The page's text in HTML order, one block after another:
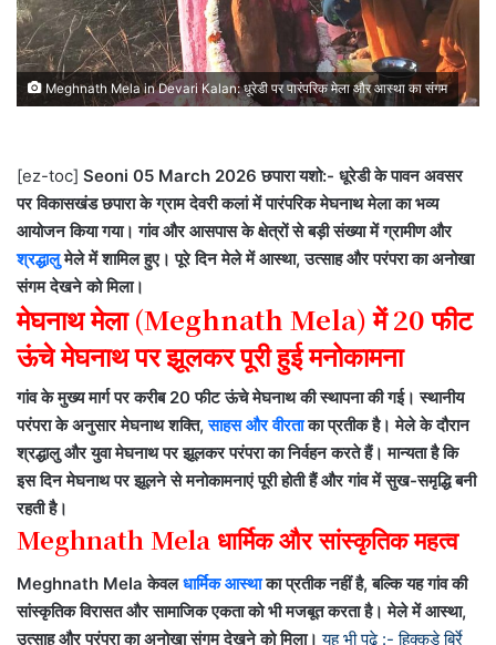
Meghnath Mela in Devari Kalan: धूरेडी पर पारंपरिक मेला और आस्था का संगम
[ez-toc] Seoni 05 March 2026 छपारा यशो:- धूरेडी के पावन अवसर
पर विकासखंड छपारा के ग्राम देवरी कलां में पारंपरिक मेघनाथ मेला का भव्य
आयोजन किया गया। गांव और आसपास के क्षेत्रों से बड़ी संख्या में ग्रामीण और
श्रद्धालुमेले में शामिल हुए। पूरे दिन मेले में आस्था, उत्साह और परंपरा का अनोखा
संगम देखने को मिला।
मेघनाथ मेला (Meghnath Mela) में 20 फीट
ऊंचे मेघनाथ पर झूलकर पूरी हुई मनोकामना
गांव के मुख्य मार्ग पर करीब 20 फीट ऊंचे मेघनाथ की स्थापना की गई। स्थानीय
परंपरा के अनुसार मेघनाथ शक्ति,साहस और वीरताका प्रतीक है। मेले के दौरान
श्रद्धालु और युवा मेघनाथ पर झूलकर परंपरा का निर्वहन करते हैं। मान्यता है कि
इस दिन मेघनाथ पर झूलने से मनोकामनाएं पूरी होती हैं और गांव में सुख-समृद्धि बनी
रहती है।
Meghnath Mela धार्मिक और सांस्कृतिक महत्व
Meghnath Mela केवलधार्मिक आस्था का प्रतीक नहीं है, बल्कि यह गांव की
सांस्कृतिक विरासत और सामाजिक एकता को भी मजबूत करता है। मेले में आस्था,
उत्साह और परंपरा का अनोखा संगम देखने को मिला। यह भी पढ़े :- हिक्कड़े बिर्रे